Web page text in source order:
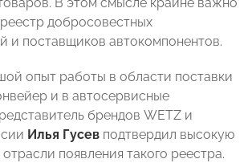
В этом смысле крайне важно
добросовестных
и поставщиков автокомпонентов.
опыт работы в области поставки
и в автосервисные
брендов WETZ и
Илья Гусев подтвердил высокую
появления такого реестра.